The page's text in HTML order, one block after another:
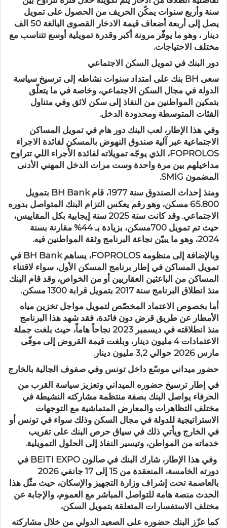
سنة وأربع سنوات يمكّن الحريف من الحصول على تمويل
يصل إلى أربعة أضعاف قيمة الادخار القصوى البالغة 50 الف
دينار ، وهو ما يوفّر مرونة أكبر وقدرة تمويلية أوسع تتناسب مع
مختلف الاحتياجات.
دور البنك في تمويل السكن الاجتماعي
سعى BH بنك على امتداد سنوات نشاطه إلى ترسيخ سياسة
الدولة في مجال السكن الاجتماعي، وخاصة في ما يتعلّق
بتمكين المواطنين من النفاذ إلى سكن لائق وفي متناول
الفئات المتوسطة ومحدودة الدخل.
وفي هذا الإطار، لعب البنك دور هام في تمويل المساكن
الاجتماعية عبر آلية صندوق النهوض بالمسكن لفائدة الاجراء
FOPROLOS، الذي يوجّه تمويلاته لفائدة الأُجراء اللي تتراوح
مداخيلهم بين مرة واحدة وست مرات الدخل المهني الأدنى
المضمون SMIG.
ومنذ إحداث الصندوق سنة 1977، قام BH Bank بتمويل
65.800 مسكن، وهو رقم يعكس التزام البنك المتواصل بدوره
الاجتماعي. وقد كانت سنة 2025 سنة إيجابية بكل المقاييس،
حيث تم تمويل 700مسكن، بزيادة بـ 44% مقارنة بسنة
2024، وهو ما يبيّن نجاعة البرنامج وثقة المواطنين فيه.
وبالإضافة إلى منظومة FOPROLOS، يساهم BH Bank في
تمويل المساكن في إطار برنامج المسكن الأول، سواء لاقتناء
المساكن من الباعثين العقاريين أو من الخواص، وقد قام البنك
منذ انطلاق البرنامج سنة 2017 بتمويل قرابة 1300 مسكن.
أما بخصوص الاعتماد المخصّص لتمويل مواجل تخزين مياه
الأمطار عن طريق قرض دون فائدة، فقد شهد هذا البرنامج
منذ انطلاقته في ديسمبر 2023 نجاحاً هاماً، حيث بلغت جملة
الاعتمادات 4 مليون دينار، وبلغت قيمة القروض إلى موفّى
مارس 2026 حوالي 3,2 مليون دينار.
حضور ميداني موسّع داخل تونس وفي صفوف الجالية بالخارج
في إطار ترسيخ حضوره الميداني وتعزيز سياسة القرب من
الحرفاء يواصل البنك بصفة منتظمة مشاركته النشيطة في
مختلف التظاهرات والمعارض المتماشية مع التوجهات
الاستراتيجية للدولة في مجال السكن وذلك سواء في تونس أو
في الخارج ويأتي ذلك في سياق حرص البنك على تقريب
خدماته من المواطن، وتيسير النفاذ إلى الحلول التمويلية.
وفي هذا الإطار، شارك البنك في صالون BEITI EXPO في
دورته الخامسة، المنعقدة من 15 إلى 17 جانفي 2026
بالعاصمة تحت إشراف وزارة التجهيز والإسكان، حيث مثّل هذا
الحدث منصة هامة للتواصل المباشر مع العموم، والإجابة عن
مختلف الاستفسارات المتعلقة بتمويل السكن،
كما عزّز البنك حضوره على الصعيد الدولي من خلال مشاركته